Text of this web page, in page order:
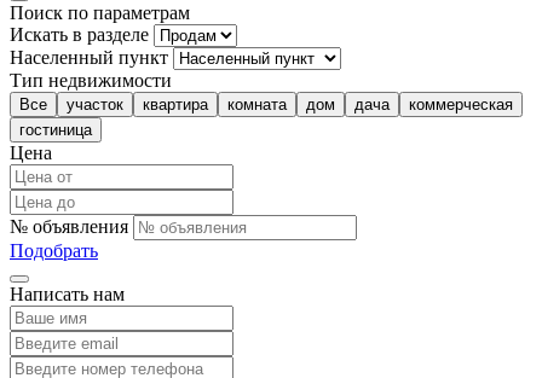
Поиск по параметрам
Искать в разделе
Населенный пункт
Тип недвижимости
Все участок квартира комната дом дача
коммерческая
гостиница
Цена
№ объявления
Подобрать
Написать нам